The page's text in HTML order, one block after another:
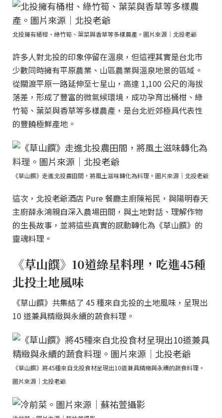
北投擁有桶柑、綠竹筍、葉菜與香草等多樣農產。圖片來源｜北投老爺
許多人對北投的印象停留在溫泉，但這裡其實是台北市
少數同時擁有平原農業、山區農業與溫泉地景的區域。
從關渡平原一路延伸至七星山，高達 1,100 公尺的海拔
落差，形成了豐富的微氣候環境，成功孕育出桶柑、綠
竹筍、葉菜與香草等多樣農產，是台北近郊極具代表性
的豐饒極鮮產地。
《草山饌》走進北投農田間，將風土滋味轉化為料理。圖片來源｜北投老爺
這次，北投老爺酒店 Pure 餐廳主廚陳裕民，與陽明春天
主廚薛永鴻親自深入農場田間，與土地對話、理解作物
的生長故事，並將這些真實的感動轉化為《草山饌》的
靈魂料理。
《草山饌》10道綠星料理，吃進45種
北投土地風味
《草山饌》共集結了 45 種來自北投的土地風味，呈現出
10 道兼具精緻與永續的蔬食料理。
《草山饌》將45種來自北投食材呈現出10道兼具精緻與永續的蔬食料理。
圖片來源｜北投老爺